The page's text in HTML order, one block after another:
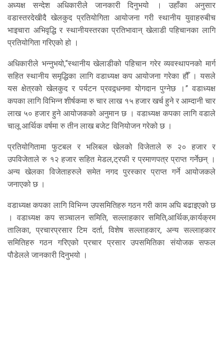
अध्यक्ष सन्देश अधिकारीले जानकारी दिनुभयो । उहाँका अनुसार
वडास्तरदेखीदै खेलकुद प्रतियोगिता आयोजना गरी स्थानीय युवाहरुबीच
भाइचारा अभिवृद्धि र स्थानीयस्तरका प्रतिभावान् खेलाडी पहिचानका लागि
प्रतियोगिता गरिएको हो ।
अधिकारीले भन्नुभयो,“स्थानीय खेलाडीको पहिचान गरेर व्यवस्थापनको मार्ग
सहित स्थानीय समृद्धिका लागि वडाध्यक्ष कप आयोजना गरेका हौँ । यसले
यस क्षेत्रको खेलकुद र पर्यटन प्रवद्र्धनमा योगदान पुग्नेछ ।” वडाध्यक्ष
कपका लागि विभिन्न शीर्षकमा रु चार लाख १५ हजार खर्च हुने र आम्दानी चार
लाख ५० हजार हुने आयोजकको अनुमान छ । वडाध्यक्ष कपका लागि वडाले
चालू आर्थिक वर्षमा रु तीन लाख बजेट विनियोजन गरेको छ ।
प्रतियोगितामा फुटबल र भलिबल खेलको विजेताले रु २० हजार र
उपविजेताले रु १२ हजार सहित मेडल,ट्रफी र प्रमाणपत्र प्राप्त गर्नेछन् ।
अन्य खेलका विजेताहरुले समेत नगद पुरस्कार प्राप्त गर्ने आयोजकले
जनाएको छ ।
वडाध्यक्ष कपका लागि विभिन्न उपसमितिहरु गठन गरी काम अघि बढाइएको छ
। वडाध्यक्ष कप सञ्चालन समिति, सल्लाहकार समिति,आर्थिक,कार्यक्रम
तालिका, प्रचारप्रसार टिम दर्ता, विशेष सल्लाहकार, अन्य सल्लाहकार
समितिहरु गठन गरिएको प्रचार प्रसार उपसमितिका संयोजक सफल
पौडेलले जानकारी दिनुभयो ।